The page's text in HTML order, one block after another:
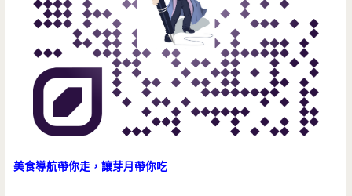
美食導航帶你走，讓芽月帶你吃